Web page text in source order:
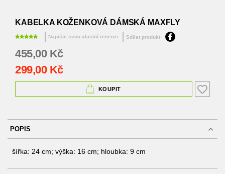
začátek
galerie
obrázky
KABELKA KOŽENKOVÁ DÁMSKÁ MAXFLY
Napište svou vlastní recenzi Sdílet produkt
455,00 Kč
Akční
299,00 Kč
KOUPIT
POPIS
šířka: 24 cm; výška: 16 cm; hloubka: 9 cm